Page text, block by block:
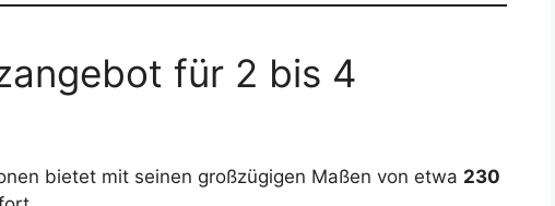
für 2 bis 4
bietet mit seinen großzügigen Maßen von etwa 230